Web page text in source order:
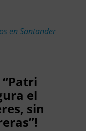
en Santander
el
sin